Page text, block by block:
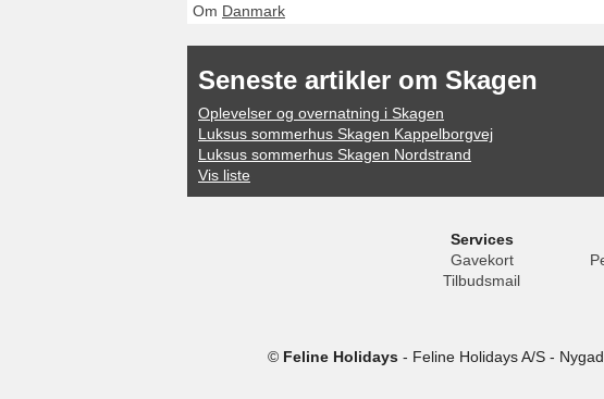
Om Danmark
Seneste artikler om Skagen
Oplevelser og overnatning i Skagen
Luksus sommerhus Skagen Kappelborgvej
Luksus sommerhus Skagen Nordstrand
Vis liste
Services
Gavekort
Tilbudsmail
© Feline Holidays- Feline Holidays A/S-